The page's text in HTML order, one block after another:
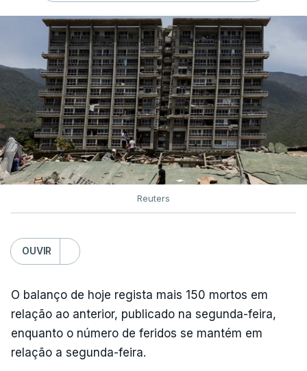
Reuters
OUVIR
O balanço de hoje regista mais 150 mortos em
relação ao anterior, publicado na segunda-feira,
enquanto o número de feridos se mantém em
relação a segunda-feira.